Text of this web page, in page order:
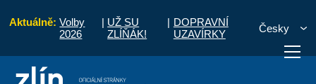
Aktuálně: Volby
2026
| UŽ SU
ZLÍŇÁK!
| DOPRAVNÍ
UZAVÍRKY
Česky